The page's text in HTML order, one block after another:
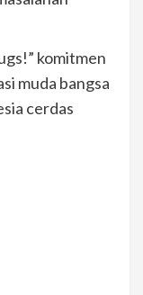
komitmen
muda bangsa
cerdas